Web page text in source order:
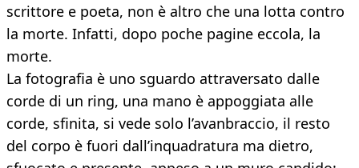
scrittore e poeta, non è altro che una lotta contro
la morte. Infatti, dopo poche pagine eccola, la
morte.
La fotografia è uno sguardo attraversato dalle
corde di un ring, una mano è appoggiata alle
corde, sfinita, si vede solo l’avanbraccio, il resto
del corpo è fuori dall’inquadratura ma dietro,